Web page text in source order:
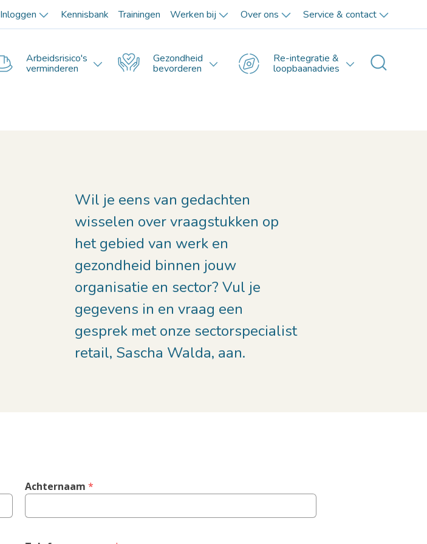
Inloggen Kennisbank Trainingen Werken bij Over ons Service & contact
Arbeidsrisico's
verminderen
Gezondheid
bevorderen
Re-integratie &
loopbaanadvies
Wil je eens van gedachten
wisselen over vraagstukken op
het gebied van werk en
gezondheid binnen jouw
organisatie en sector? Vul je
gegevens in en vraag een
gesprek met onze sectorspecialist
retail, Sascha Walda, aan.
Achternaam *